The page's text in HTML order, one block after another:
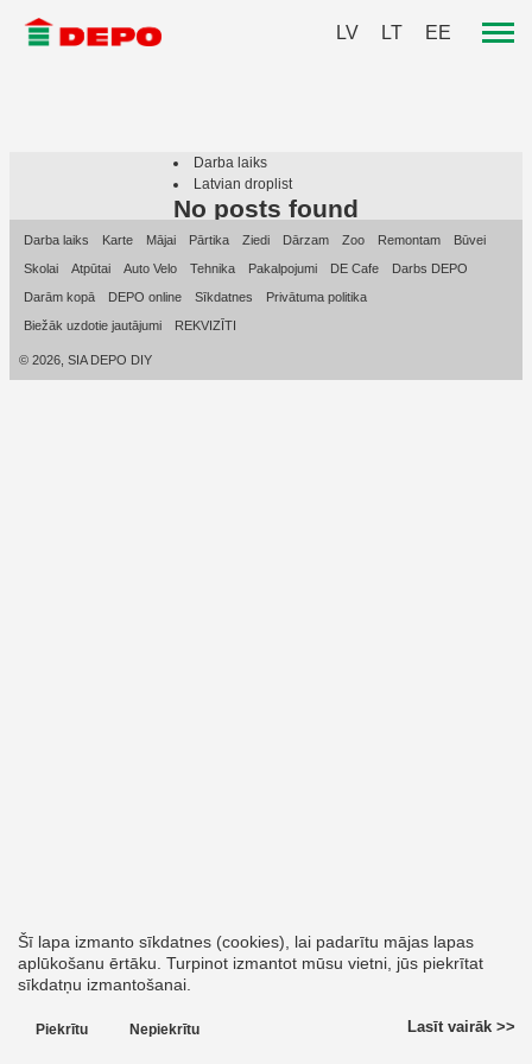
Šī lapa izmanto sīkdatnes (cookies), lai padarītu mājas lapas
aplūkošanu ērtāku. Turpinot izmantot mūsu vietni, jūs piekrītat
sīkdatņu izmantošanai.
Piekrītu Nepiekrītu Lasīt vairāk >>
LV LT EE
Darba laiks
Latvian droplist
No posts found
Darba laiks Karte Mājai Pārtika Ziedi Dārzam Zoo Remontam
Būvei
Skolai
Atpūtai Auto Velo Tehnika Pakalpojumi DE Cafe
Darbs DEPO
Darām kopā
DEPO online Sīkdatnes
Privātuma politika
Biežāk uzdotie jautājumi
REKVIZĪTI
© 2026, SIA DEPO DIY